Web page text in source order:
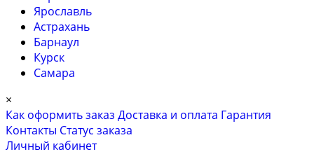
Ярославль
Астрахань
Барнаул
Курск
Самара
×
Как оформить заказ Доставка и оплата Гарантия
Контакты Cтатус заказа
Личный кабинет